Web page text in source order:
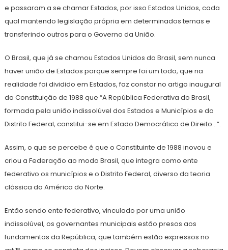
e passaram a se chamar Estados, por isso Estados Unidos, cada
qual mantendo legislação própria em determinados temas e
transferindo outros para o Governo da União.
O Brasil, que já se chamou Estados Unidos do Brasil, sem nunca
haver união de Estados porque sempre foi um todo, que na
realidade foi dividido em Estados, faz constar no artigo inaugural
da Constituição de 1988 que “A República Federativa do Brasil,
formada pela união indissolúvel dos Estados e Municípios e do
Distrito Federal, constitui-se em Estado Democrático de Direito…”.
Assim, o que se percebe é que o Constituinte de 1988 inovou e
criou a Federação ao modo Brasil, que integra como ente
federativo os municípios e o Distrito Federal, diverso da teoria
clássica da América do Norte.
Então sendo ente federativo, vinculado por uma união
indissolúvel, os governantes municipais estão presos aos
fundamentos da República, que também estão expressos no